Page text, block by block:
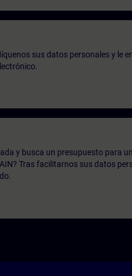
sus datos personales y le
y busca un presupuesto para
Tras facilitarnos sus datos